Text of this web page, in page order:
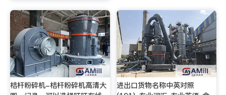
桔杆粉碎机-桔杆粉碎机高清大
进出口货物名称中英对照